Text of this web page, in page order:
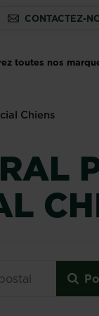
CONTACTEZ-
toutes nos
Chiens